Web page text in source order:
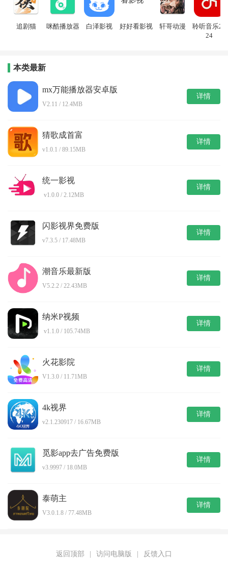
追剧猫 咪酷播放器 白泽影视 好好看影视 轩哥动漫
聆听音乐20
24
本类最新
mx万能播放器安卓版
V2.11 / 12.4MB
详情
猜歌成首富
v1.0.1 / 89.15MB
详情
统一影视
v1.0.0 / 2.12MB
详情
闪影视界免费版
v7.3.5 / 17.48MB
详情
潮音乐最新版
V5.2.2 / 22.43MB
详情
纳米P视频
v1.1.0 / 105.74MB
详情
火花影院
V1.3.0 / 11.71MB
详情
4k视界
v2.1.230917 / 16.67MB
详情
觅影app去广告免费版
v3.9997 / 18.0MB
详情
泰萌主
V3.0.1.8 / 77.48MB
详情
返回顶部 | 访问电脑版 | 反馈入口